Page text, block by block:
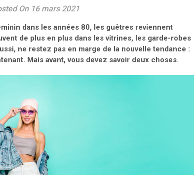
On 16 mars 2021
dans les années 80, les guêtres reviennent
de plus en plus dans les vitrines, les garde-robes
ne restez pas en marge de la nouvelle tendance :
Mais avant, vous devez savoir deux choses.